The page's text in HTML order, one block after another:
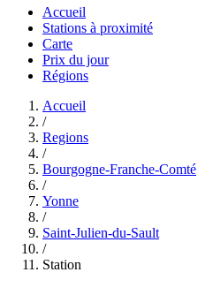
Accueil
Stations à proximité
Carte
Prix du jour
Régions
Accueil
/
Regions
/
Bourgogne-Franche-Comté
/
Yonne
/
Saint-Julien-du-Sault
/
Station